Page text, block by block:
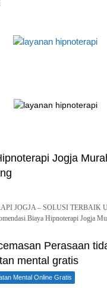
Jogja
JOGJA – SOLUSI
Biaya Hipnoterapi Jogja
Perasaan
mental gratis
Mental Online Gratis